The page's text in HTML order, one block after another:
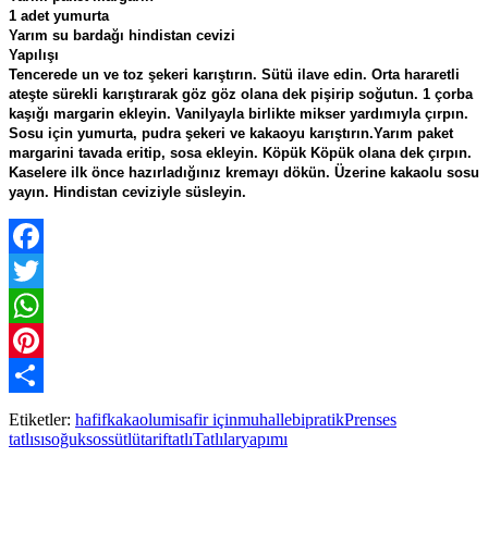
1 adet yumurta
Yarım su bardağı hindistan cevizi
Yapılışı
Tencerede un ve toz şekeri karıştırın. Sütü ilave edin. Orta hararetli
ateşte sürekli karıştırarak göz göz olana dek pişirip soğutun. 1 çorba
kaşığı margarin ekleyin. Vanilyayla birlikte mikser yardımıyla çırpın.
Sosu için yumurta, pudra şekeri ve kakaoyu karıştırın.Yarım paket
margarini tavada eritip, sosa ekleyin. Köpük Köpük olana dek çırpın.
Kaselere ilk önce hazırladığınız kremayı dökün. Üzerine kakaolu sosu
yayın. Hindistan ceviziyle süsleyin.
Facebook
Twitter
WhatsApp
Pinterest
Paylaş
Etiketler: hafifkakaolumisafir içinmuhallebipratikPrenses
tatlısısoğuksossütlütariftatlıTatlılaryapımı